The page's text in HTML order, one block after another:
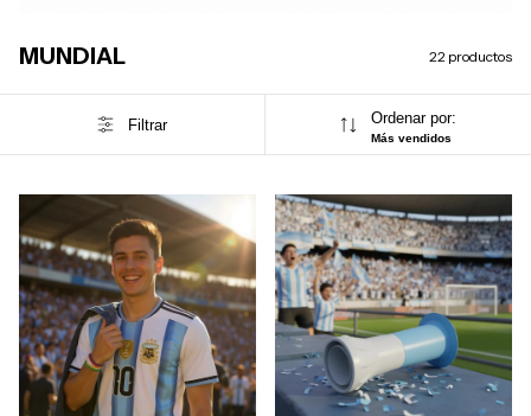
MUNDIAL 22 productos
Filtrar Ordenar por:
Más vendidos